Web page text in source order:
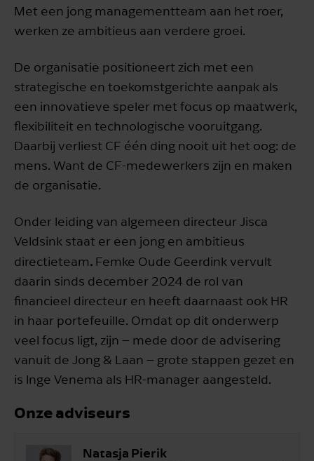
Met een jong managementteam aan het roer,
werken ze ambitieus aan verdere groei.
De organisatie positioneert zich met een
strategische en toekomstgerichte aanpak als
een innovatieve speler met focus op maatwerk,
flexibiliteit en technologische vooruitgang.
Daarbij verliest CF één ding nooit uit het oog: de
mens. Want de CF-medewerkers zijn en maken
de organisatie.
Onder leiding van algemeen directeur Jisca
Veldsink staat er een jong en ambitieus
directieteam. Femke Oude Geerdink vervult
daarin sinds december 2024 de rol van
financieel directeur en heeft daarnaast ook HR
in haar portefeuille. Omdat op dit onderwerp
veel focus ligt, zijn – mede door de advisering
vanuit de Jong & Laan – grote stappen gezet en
is Inge Venema als HR-manager aangesteld.
Onze adviseurs
Natasja Pierik